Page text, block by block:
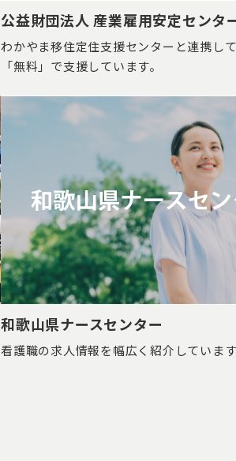
公益財団法人 産業雇用安定センタ
わかやま移住定住支援センターと連携し
「無料」で支援しています。
和歌山県ナースセンター
看護職の求人情報を幅広く紹介しています